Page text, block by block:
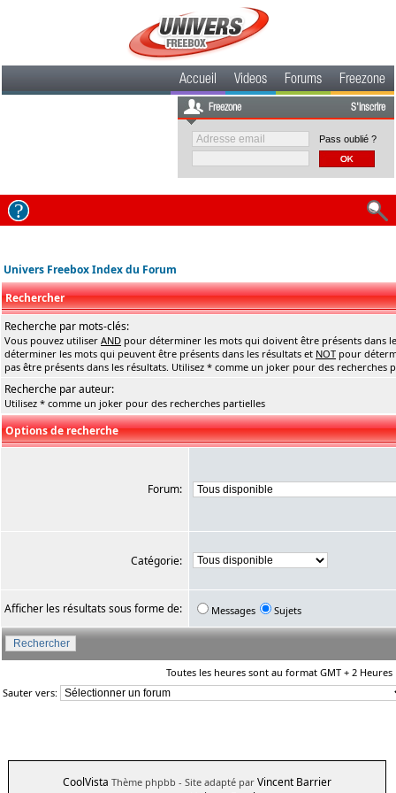
Accueil Videos Forums Freezone
Freezone S'inscrire
Pass oublié ?
Univers Freebox Index du Forum
Rechercher
Recherche par mots-clés:
Vous pouvez utiliser AND pour déterminer les mots qui doivent être présents dans
déterminer les mots qui peuvent être présents dans les résultats et NOT pour
pas être présents dans les résultats. Utilisez * comme un joker pour des recherches
Recherche par auteur:
Utilisez * comme un joker pour des recherches partielles
Options de recherche
Forum:
Catégorie:
Afficher les résultats sous forme de: Messages Sujets
Toutes les heures sont au format GMT + 2 Heures
Sauter vers:
CoolVista Thème phpbb - Site adapté par Vincent Barrier